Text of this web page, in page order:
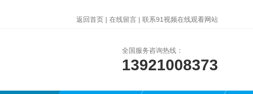
返回首页 | 在线留言 | 联系91视频在线观看网站
全国服务咨询热线：
13921008373